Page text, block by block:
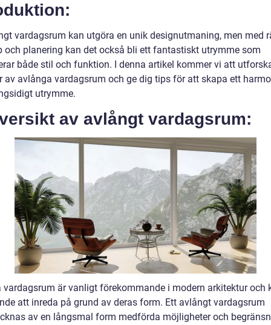
vardagsrum kan utgöra en unik designutmaning, men med
och planering kan det också bli ett fantastiskt utrymme som
både stil och funktion. I denna artikel kommer vi att
av avlånga vardagsrum och ge dig tips för att skapa ett
utrymme.
av avlångt vardagsrum:
vardagsrum är vanligt förekommande i modern arkitektur och
att inreda på grund av deras form. Ett avlångt vardagsrum
av en långsmal form medförda möjligheter och